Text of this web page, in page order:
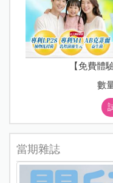
【免費體
數
當期雜誌